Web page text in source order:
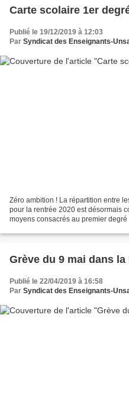
Carte scolaire 1er
Publié le 19/12/2019 à 12:03
Par Syndicat des Enseignants-
Zéro ambition ! La répartition entre
pour la rentrée 2020 est désormais
moyens consacrés au premier degré
Grève du 9 mai dans
Publié le 22/04/2019 à 16:58
Par Syndicat des Enseignants-